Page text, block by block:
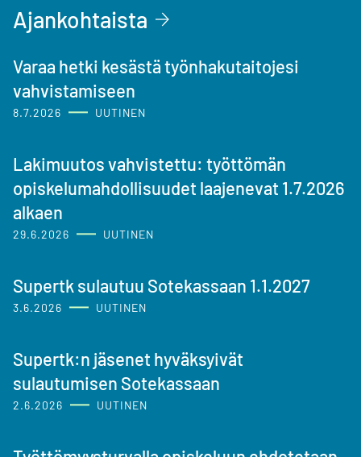
Ajankohtaista
Varaa hetki kesästä työnhakutaitojesi
vahvistamiseen
8.7.2026 UUTINEN
Lakimuutos vahvistettu: työttömän
opiskelumahdollisuudet laajenevat 1.7.2026
alkaen
29.6.2026 UUTINEN
Supertk sulautuu Sotekassaan 1.1.2027
3.6.2026 UUTINEN
Supertk:n jäsenet hyväksyivät
sulautumisen Sotekassaan
2.6.2026 UUTINEN